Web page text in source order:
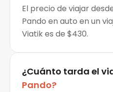
El precio de viajar
Pando en auto en un
Viatik es de $430.
¿Cuánto tarda el
Pando?